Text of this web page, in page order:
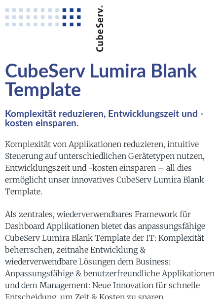
CubeServ Lumira Blank
Template
Komplexität reduzieren, Entwicklungszeit und -
kosten einsparen.
Komplexität von Applikationen reduzieren, intuitive
Steuerung auf unterschiedlichen Gerätetypen nutzen,
Entwicklungszeit und -kosten einsparen – all dies
ermöglicht unser innovatives CubeServ Lumira Blank
Template.
Als zentrales, wiederverwendbares Framework für
Dashboard Applikationen bietet das anpassungsfähige
CubeServ Lumira Blank Template der IT: Komplexität
beherrschen, zeitnahe Entwicklung &
wiederverwendbare Lösungen dem Business:
Anpassungsfähige & benutzerfreundliche Applikationen
und dem Management: Neue Innovation für schnelle